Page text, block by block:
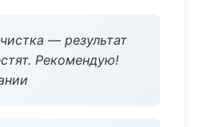
— результат
Рекомендую!